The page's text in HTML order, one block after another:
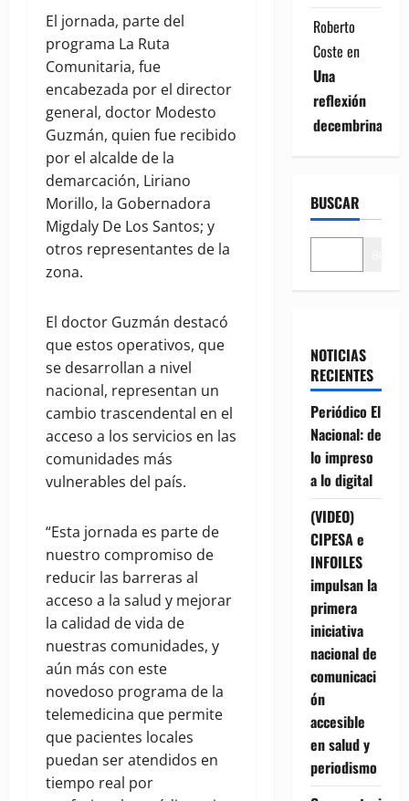
El jornada, parte del
programa La Ruta
Comunitaria, fue
encabezada por el director
general, doctor Modesto
Guzmán, quien fue recibido
por el alcalde de la
demarcación, Liriano
Morillo, la Gobernadora
Migdaly De Los Santos; y
otros representantes de la
zona.
El doctor Guzmán destacó
que estos operativos, que
se desarrollan a nivel
nacional, representan un
cambio trascendental en el
acceso a los servicios en las
comunidades más
vulnerables del país.
“Esta jornada es parte de
nuestro compromiso de
reducir las barreras al
acceso a la salud y mejorar
la calidad de vida de
nuestras comunidades, y
aún más con este
novedoso programa de la
telemedicina que permite
que pacientes locales
puedan ser atendidos en
tiempo real por
Roberto
Coste en
Una
reflexión
decembrina
BUSCAR
NOTICIAS
RECIENTES
Periódico El
Nacional: de
lo impreso
a lo digital
(VIDEO)
CIPESA e
INFOILES
impulsan la
primera
iniciativa
nacional de
comunicaci
ón
accesible
en salud y
periodismo